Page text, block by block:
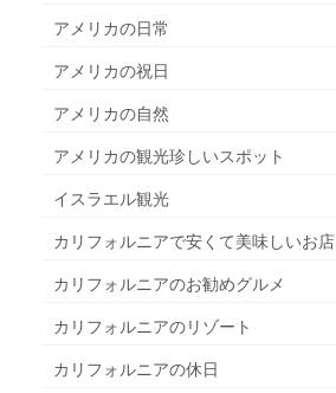
アメリカの日常
アメリカの祝日
アメリカの自然
アメリカの観光珍しいスポット
イスラエル観光
カリフォルニアで安くて美味しいお店
カリフォルニアのお勧めグルメ
カリフォルニアのリゾート
カリフォルニアの休日